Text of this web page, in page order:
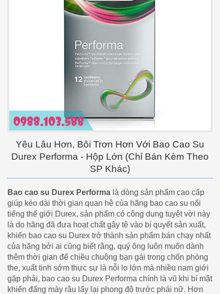
Yêu Lâu Hơn, Bôi Trơn Hơn Với Bao Cao Su
Durex Performa - Hộp Lớn (Chỉ Bán Kèm Theo
SP Khác)
Bao cao su Durex Performa là dòng sản phẩm cao cấp
giúp kéo dài thời gian quan hệ của hãng bao cao su nổi
tiếng thế giới Durex, sản phẩm có công dụng tuyệt vời này
là do hãng đã đưa hoạt chất gây tê vào bí quyết sản xuất,
khiến bao cao su Durex trở thành sản phẩm bán chạy nhất
của hãng bởi ai cũng biết rằng, quý ông luôn muốn dành
thêm thời gian để chiều chuộng bạn gái trong chốn phòng
the, xuất tinh sớm thực sự là nỗi lo lớn mà nhiều nam giới
gặp phải, bao cao su Durex Performa chính là vũ khi bí mật
khiến đấng mày râu lấy lại phong độ trước phái nữ. Hơn